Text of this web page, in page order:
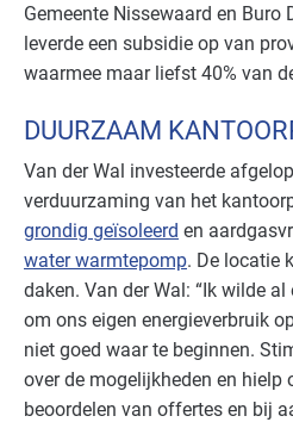
Gemeente Nissewaard en Buro
leverde een subsidie op van
waarmee maar liefst 40% van
DUURZAAM
Van der Wal investeerde
verduurzaming van het
grondig geïsoleerd en
water warmtepomp. De locatie
daken. Van der Wal: “Ik wilde
om ons eigen energieverbruik
niet goed waar te beginnen.
over de mogelijkheden en hielp
beoordelen van offertes en bij